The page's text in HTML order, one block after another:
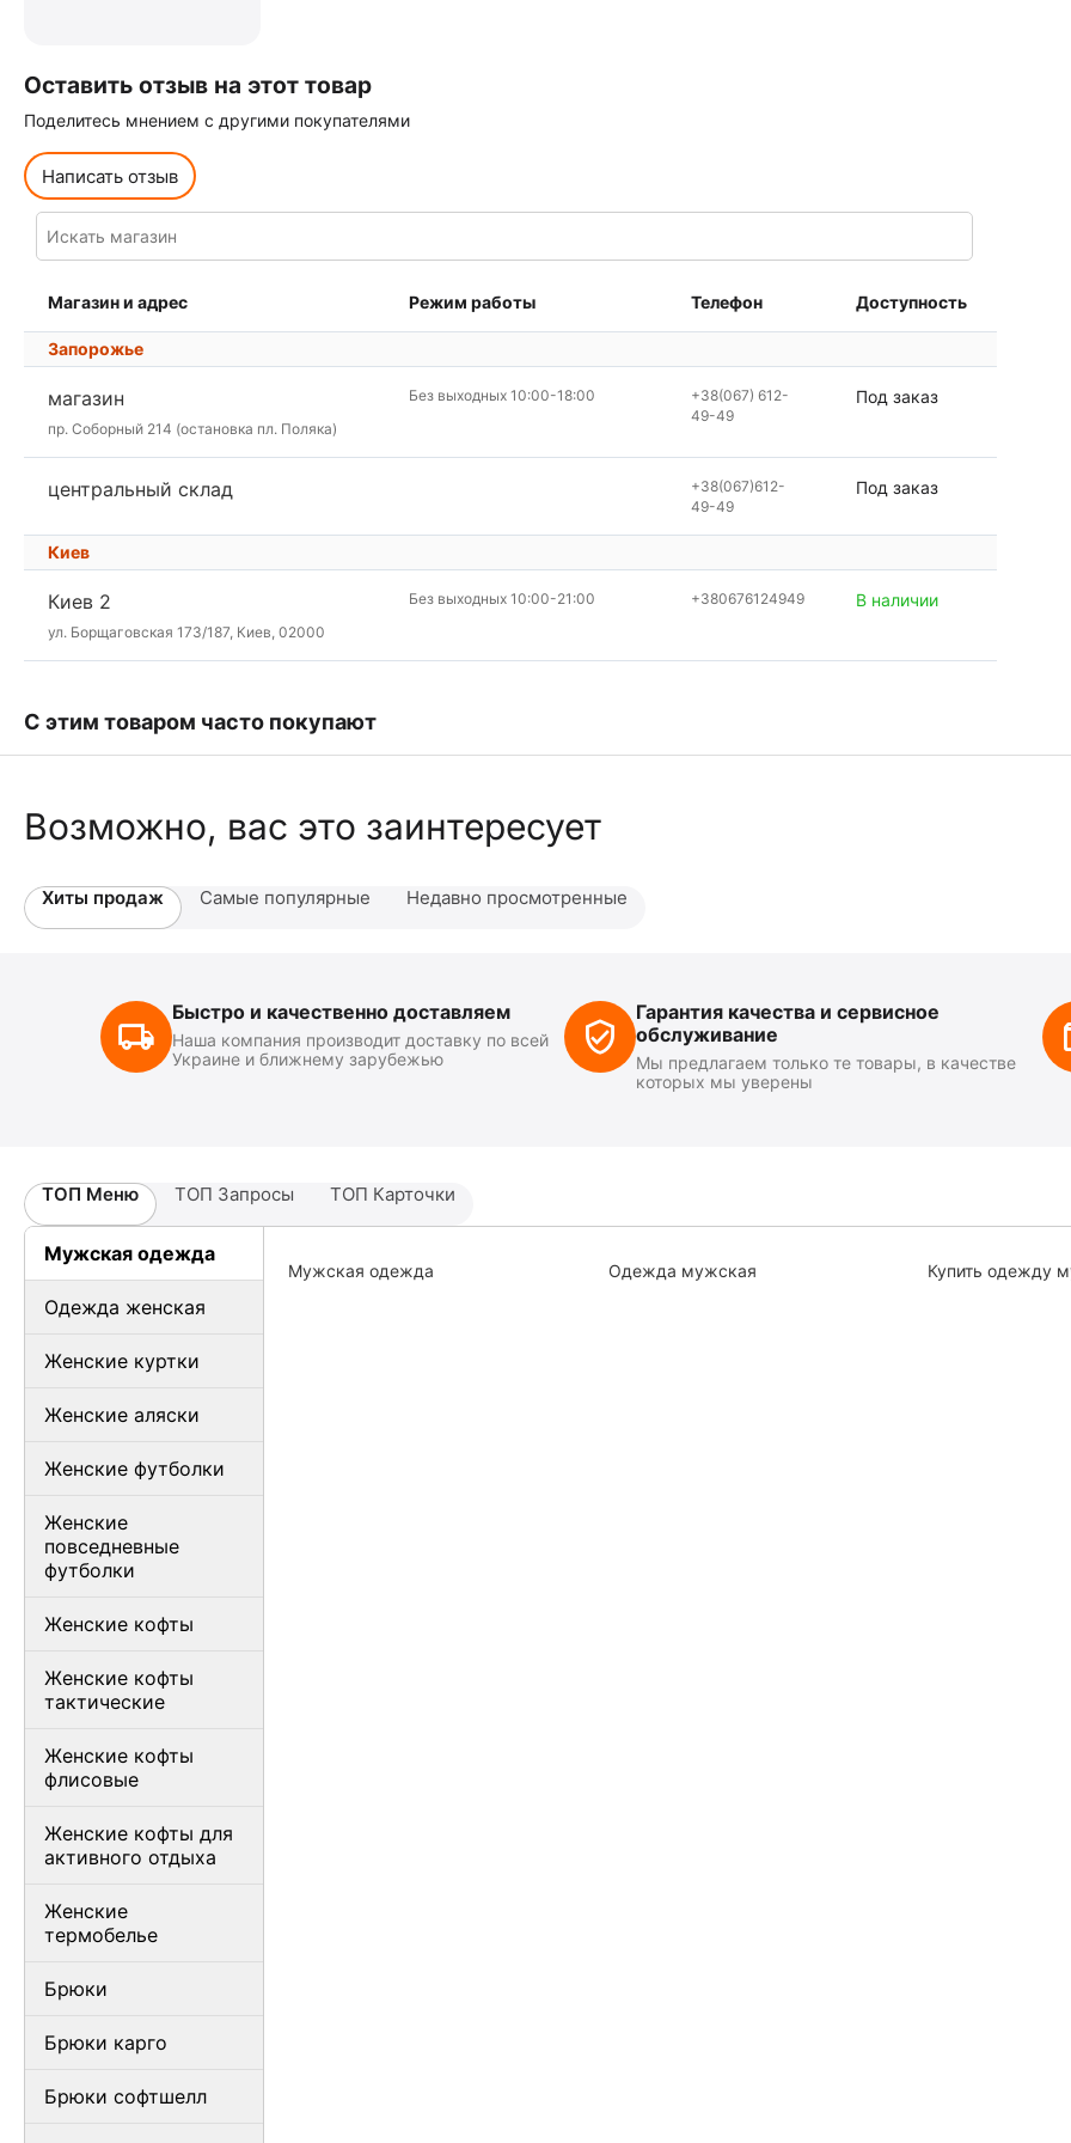
Оставить отзыв на этот товар
Поделитесь мнением с другими покупателями
Написать отзыв
Магазин и адрес Режим работы Телефон Доступность
Запорожье
магазин
пр. Соборный 214 (остановка пл. Поляка)
Без выходных 10:00-18:00
+38(067) 612-
49-49
Под заказ
центральный склад
+38(067)612-
49-49
Под заказ
Киев
Киев 2
ул. Борщаговская 173/187, Киев, 02000
Без выходных 10:00-21:00 +380676124949 В наличии
С этим товаром часто покупают
Возможно, вас это заинтересует
Хиты продаж Самые популярные Недавно просмотренные
Быстро и качественно доставляем
Наша компания производит доставку по всей
Украине и ближнему зарубежью
Гарантия качества и сервисное
обслуживание
Мы предлагаем только те товары, в качестве
которых мы уверены
ТОП Меню ТОП Запросы ТОП Карточки
Мужская одежда
Одежда женская
Женские куртки
Женские аляски
Женские футболки
Женские
повседневные
футболки
Женские кофты
Женские кофты
тактические
Женские кофты
флисовые
Женские кофты для
активного отдыха
Женские
термобелье
Брюки
Брюки карго
Брюки софтшелл
Мужская одежда Одежда мужская Купить одежду